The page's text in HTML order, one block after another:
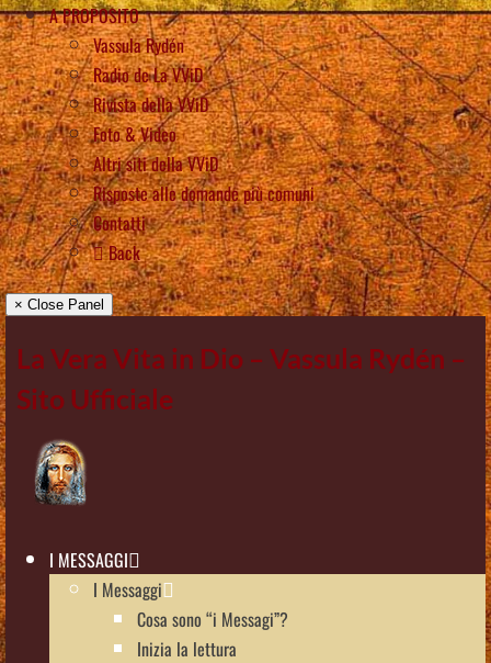
A PROPOSITO
Vassula Rydén
Radio de La VViD
Rivista della VViD
Foto & Video
Altri siti della VViD
Risposte alle domande più comuni
Contatti
Back
× Close Panel
La Vera Vita in Dio – Vassula Rydén –
Sito Ufficiale
I MESSAGGI
I Messaggi
Cosa sono “i Messagi”?
Inizia la lettura